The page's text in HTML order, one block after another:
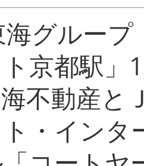
グルー
京都駅」
不動産と
・インタ